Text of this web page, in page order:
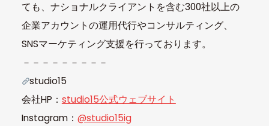
ても、ナショナルクライアントを含む300社以上の
企業アカウントの運用代行やコンサルティング、
SNSマーケティング支援を行っております。
－－－－－－－－－
studio15
会社HP： studio15公式ウェブサイト
Instagram： @studio15ig